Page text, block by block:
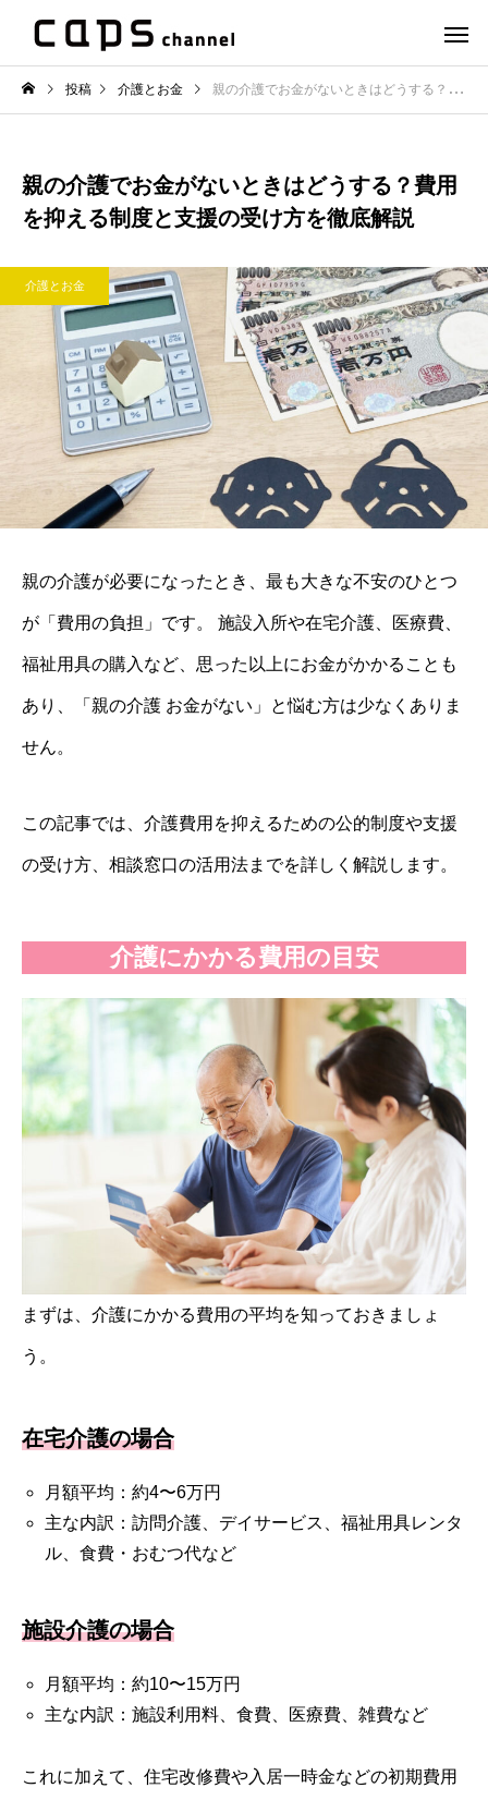
投稿 介護とお金 親の介護でお金がないときはどうする？費用を抑える制度と支援の受け方を徹底解説
親の介護でお金がないときはどうする？費用
を抑える制度と支援の受け方を徹底解説
介護とお金
親の介護が必要になったとき、最も大きな不安のひとつ
が「費用の負担」です。 施設入所や在宅介護、医療費、
福祉用具の購入など、思った以上にお金がかかることも
あり、「親の介護 お金がない」と悩む方は少なくありま
せん。
この記事では、介護費用を抑えるための公的制度や支援
の受け方、相談窓口の活用法までを詳しく解説します。
介護にかかる費用の目安
まずは、介護にかかる費用の平均を知っておきましょ
う。
在宅介護の場合
月額平均：約4〜6万円
主な内訳：訪問介護、デイサービス、福祉用具レンタ
ル、食費・おむつ代など
施設介護の場合
月額平均：約10〜15万円
主な内訳：施設利用料、食費、医療費、雑費など
これに加えて、住宅改修費や入居一時金などの初期費用